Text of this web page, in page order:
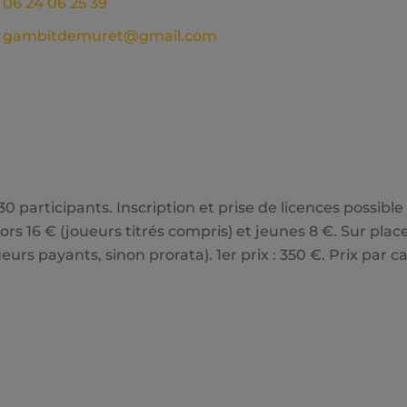
gambitdemuret@gmail.com
participants. Inscription et prise de licences possible
16 € (joueurs titrés compris) et jeunes 8 €. Sur
payants, sinon prorata). 1er prix : 350 €. Prix par